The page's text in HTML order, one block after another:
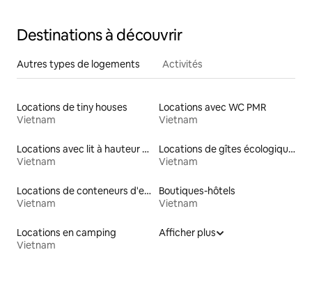
Destinations à découvrir
Autres types de logements Activités
Locations de tiny houses
Vietnam
Locations avec WC PMR
Vietnam
Locations avec lit à hauteur adaptée
Vietnam
Locations de gîtes écologiques
Vietnam
Locations de conteneurs d'expédition
Vietnam
Boutiques-hôtels
Vietnam
Locations en camping
Vietnam
Afficher plus